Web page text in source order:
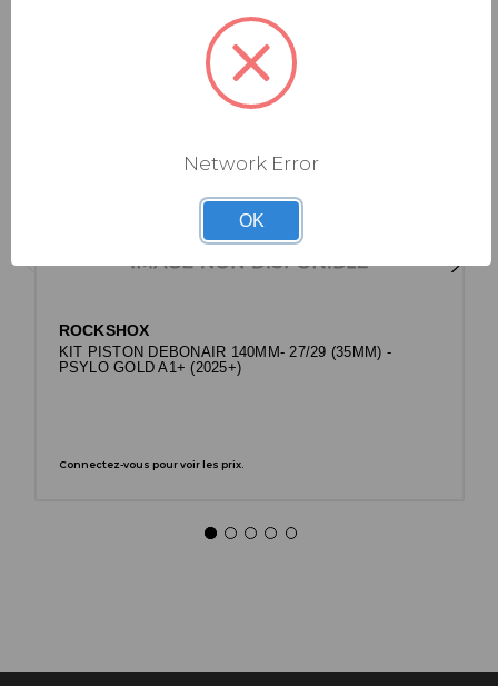
ROCKSHOX
KIT PISTON DEBONAIR 140MM- 27/29 (35MM) -
PSYLO GOLD A1+ (2025+)
Connectez-vous pour voir les prix.
Network Error
OK